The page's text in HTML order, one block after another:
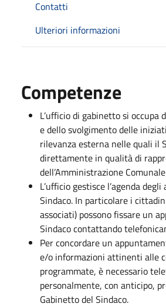
Contatti
Ulteriori informazioni
Competenze
L’ufficio di gabinetto si occupa
e dello svolgimento delle
rilevanza esterna nelle quali il
direttamente in qualità di
dell’Amministrazione
L’ufficio gestisce l’agenda
Sindaco. In particolare i
associati) possono fissare un
Sindaco contattando
Per concordare un
e/o informazioni attinenti alle
programmate, è necessario
personalmente, con anticipo,
Gabinetto del Sindaco.